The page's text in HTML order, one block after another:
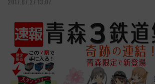
2017.07.27 13:07